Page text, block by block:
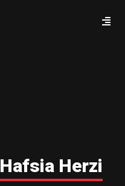
Hafsia Herzi